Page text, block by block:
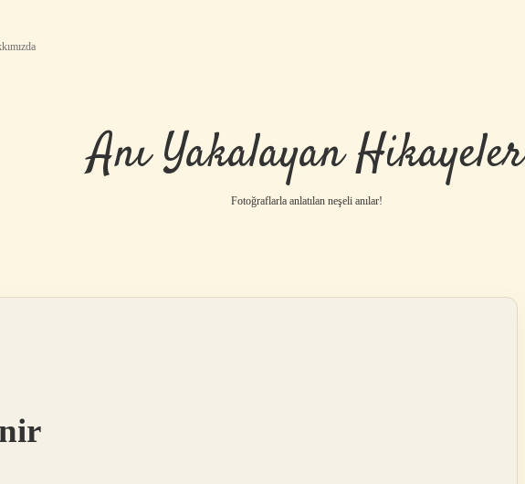
Anı Yakalayan Hikayeler
Fotoğraflarla anlatılan neşeli anılar!